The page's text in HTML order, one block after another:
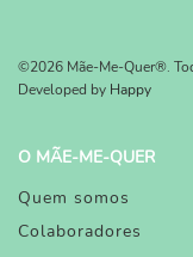
©2026 Mãe-Me-Quer®.
Developed by Happy
O MÃE-ME-QUER
Quem somos
Colaboradores